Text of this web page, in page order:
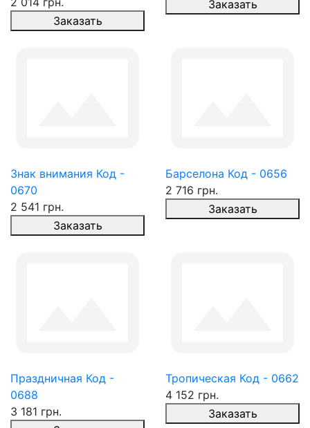
Заказать
Заказать
Знак внимания Код -
0670
2 541 грн.
Заказать
Барселона Код - 0656
2 716 грн.
Заказать
Праздничная Код -
0688
3 181 грн.
Тропическая Код - 0662
4 152 грн.
Заказать